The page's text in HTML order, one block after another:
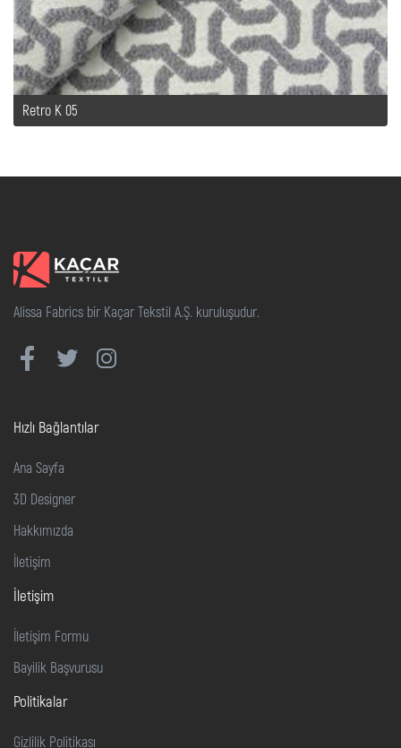
Retro K 05
Alissa Fabrics bir Kaçar Tekstil A.Ş. kuruluşudur.
Hızlı Bağlantılar
Ana Sayfa
3D Designer
Hakkımızda
İletişim
İletişim
İletişim Formu
Bayilik Başvurusu
Politikalar
Gizlilik Politikası